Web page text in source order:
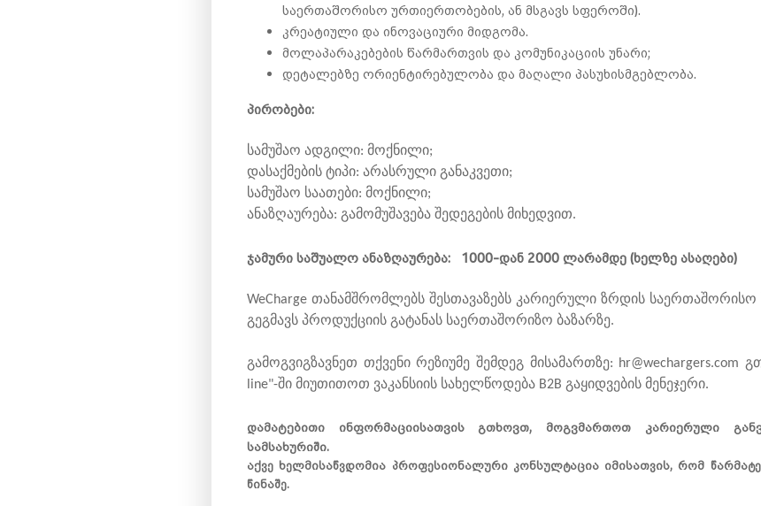
საერთაშორისო ურთიერთობების, ან მსგავს სფეროში).
კრეატიული და ინოვაციური მიდგომა.
მოლაპარაკებების წარმართვის და კომუნიკაციის უნარი;
დეტალებზე ორიენტირებულობა და მაღალი პასუხისმგებლობა.
პირობები:
სამუშაო ადგილი: მოქნილი;
დასაქმების ტიპი: არასრული განაკვეთი;
სამუშაო საათები: მოქნილი;
ანაზღაურება: გამომუშავება შედეგების მიხედვით.
ჯამური საშუალო ანაზღაურება: 1000-დან 2000 ლარამდე (ხელზე ასაღები)
WeCharge თანამშრომლებს შესთავაზებს კარიერული ზრდის
გეგმავს პროდუქციის გატანას საერთაშორიზო ბაზარზე.
გამოგვიგზავნეთ თქვენი რეზიუმე შემდეგ მისამართზე: hr@wechargers.com
line"-ში მიუთითოთ ვაკანსიის სახელწოდება B2B გაყიდვების მენეჯერი.
დამატებითი ინფორმაციისათვის გთხოვთ, მოგვმართოთ კარიერული
სამსახურიში.
აქვე ხელმისაწვდომია პროფესიონალური კონსულტაცია იმისათვის, რომ
წინაშე.